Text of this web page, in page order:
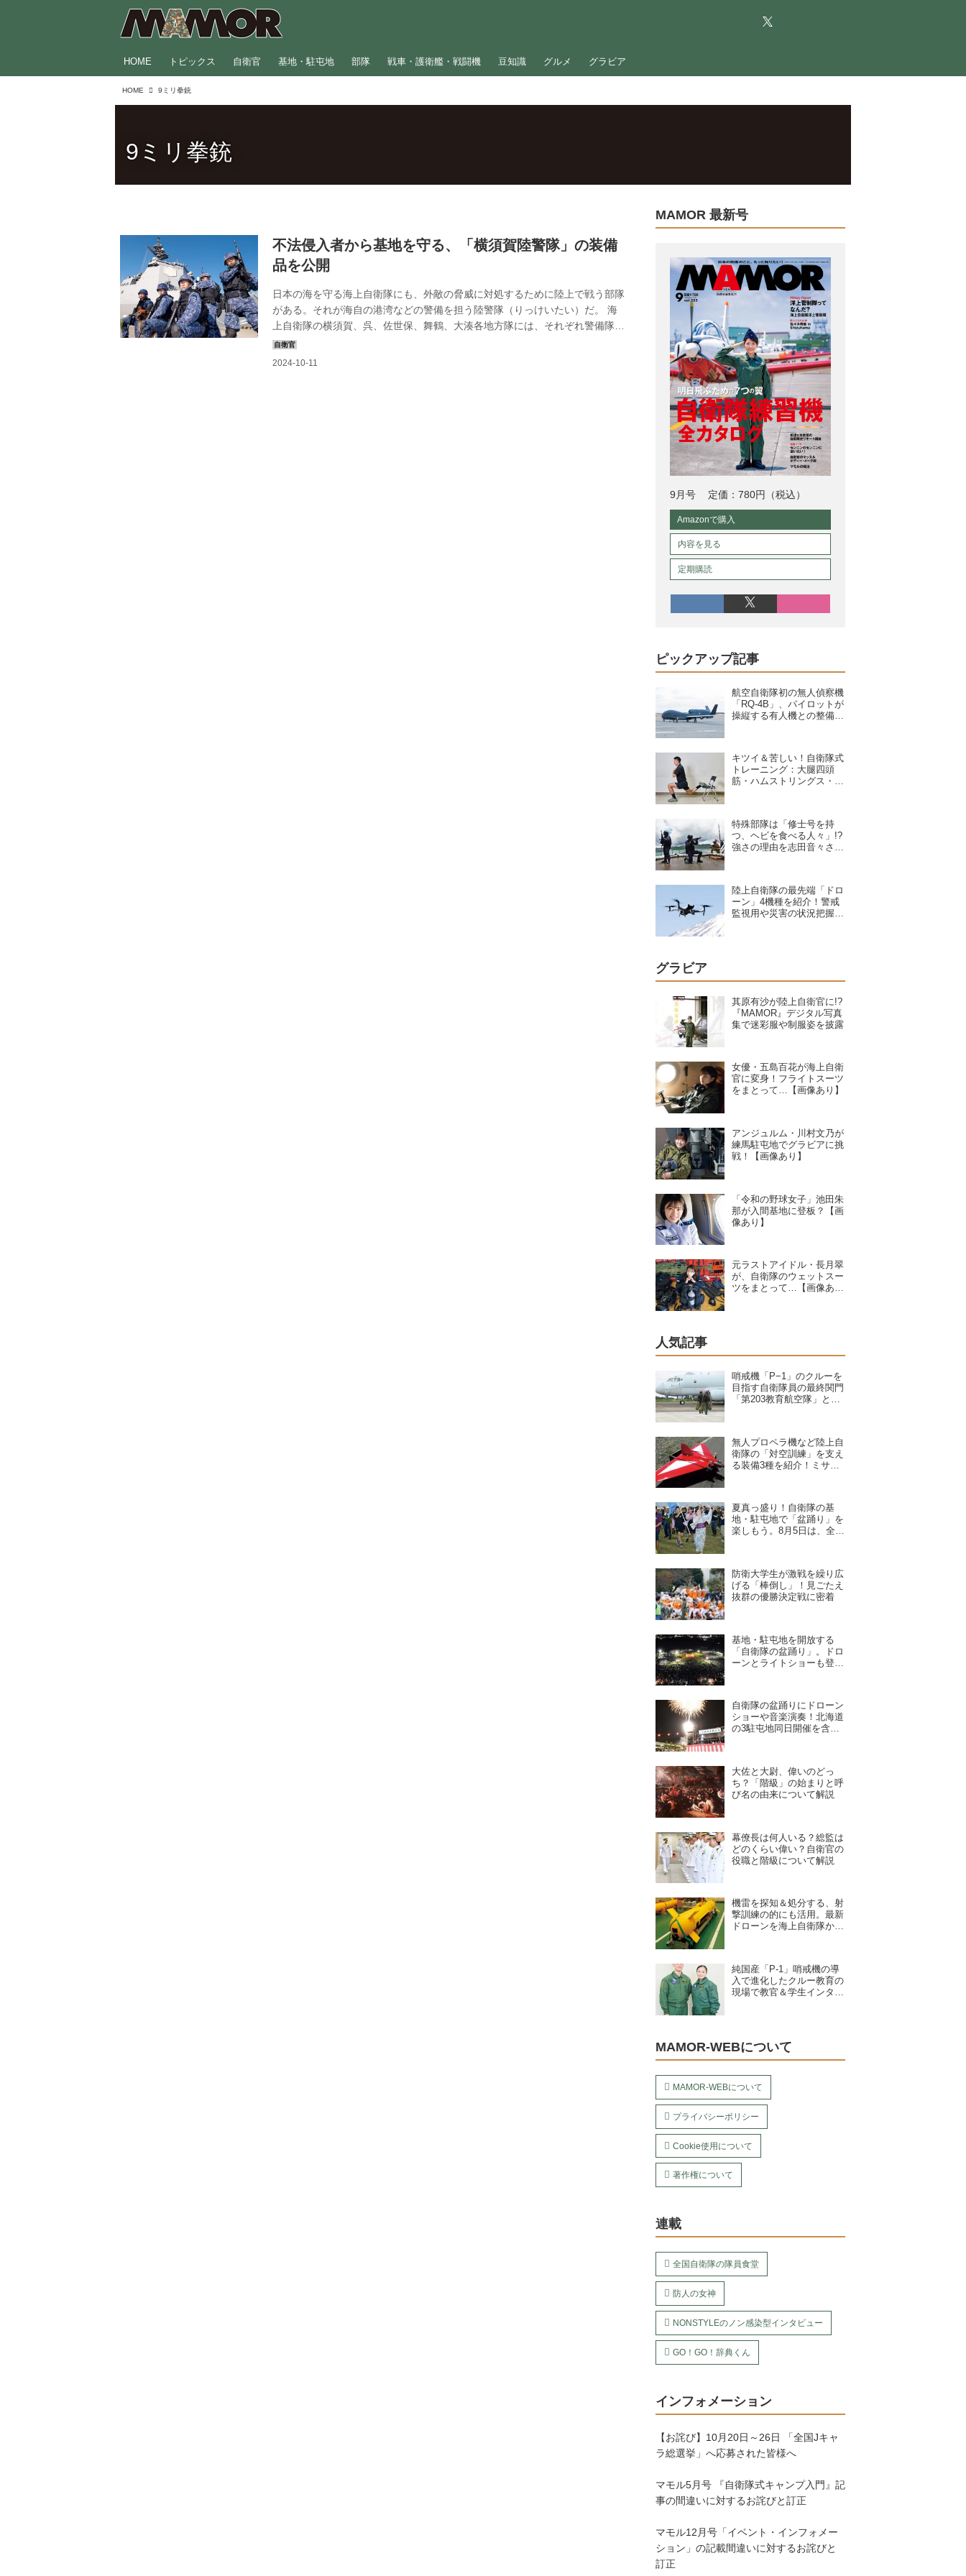
HOME トピックス 自衛官 基地・駐屯地 部隊 戦車・護衛艦・戦闘機 豆知識 グルメ グラビア
HOME 9ミリ拳銃
9ミリ拳銃
不法侵入者から基地を守る、「横須賀陸警隊」の装備
品を公開
日本の海を守る海上自衛隊にも、外敵の脅威に対処するために陸上で戦う部隊
がある。それが海自の港湾などの警備を担う陸警隊（りっけいたい）だ。 海
上自衛隊の横須賀、呉、佐世保、舞鶴、大湊各地方隊には、それぞれ警備隊が
置かれ、地方総監の指揮監督を受ける警備隊司令が、各部隊を統括する。陸警
隊は警備隊隷下の部隊となり、警備対処掛（注）警備犬運用掛、庶務掛、庶務
MAMOR 最新号
9月号 定価：780円（税込）
Amazonで購入
内容を見る
定期購読
ピックアップ記事
航空自衛隊初の無人偵察機
「RQ-4B」、パイロットが
操縦する有人機との整備の
キツイ＆苦しい！自衛隊式
トレーニング：大腿四頭
筋・ハムストリングス・大
特殊部隊は「修士号を持
つ、ヘビを食べる人々」!?
強さの理由を志田音々さん
陸上自衛隊の最先端「ドロ
ーン」4機種を紹介！警戒
監視用や災害の状況把握に
グラビア
其原有沙が陸上自衛官に!?
『MAMOR』デジタル写真
集で迷彩服や制服姿を披露
女優・五島百花が海上自衛
官に変身！フライトスーツ
をまとって…【画像あり】
アンジュルム・川村文乃が
練馬駐屯地でグラビアに挑
戦！【画像あり】
「令和の野球女子」池田朱
那が入間基地に登板？【画
像あり】
元ラストアイドル・長月翠
が、自衛隊のウェットスー
ツをまとって…【画像あ
人気記事
哨戒機「P−1」のクルーを
目指す自衛隊員の最終関門
「第203教育航空隊」と
無人プロペラ機など陸上自
衛隊の「対空訓練」を支え
る装備3種を紹介！ミサイ
夏真っ盛り！自衛隊の基
地・駐屯地で「盆踊り」を
楽しもう。8月5日は、全国
防衛大学生が激戦を繰り広
げる「棒倒し」！見ごたえ
抜群の優勝決定戦に密着
基地・駐屯地を開放する
「自衛隊の盆踊り」。ドロ
ーンとライトショーも登
自衛隊の盆踊りにドローン
ショーや音楽演奏！北海道
の3駐屯地同日開催を含
大佐と大尉、偉いのどっ
ち？「階級」の始まりと呼
び名の由来について解説
幕僚長は何人いる？総監は
どのくらい偉い？自衛官の
役職と階級について解説
機雷を探知＆処分する、射
撃訓練の的にも活用。最新
ドローンを海上自衛隊から
純国産「P-1」哨戒機の導
入で進化したクルー教育の
現場で教官＆学生インタビ
MAMOR-WEBについて
MAMOR-WEBについて
プライバシーポリシー
Cookie使用について
著作権について
連載
全国自衛隊の隊員食堂
防人の女神
NONSTYLEのノン感染型インタビュー
GO！GO！辞典くん
インフォメーション
【お詫び】10月20日～26日 「全国Jキャ
ラ総選挙」へ応募された皆様へ
マモル5月号 『自衛隊式キャンプ入門』記
事の間違いに対するお詫びと訂正
マモル12月号「イベント・インフォメー
ション」の記載間違いに対するお詫びと
訂正